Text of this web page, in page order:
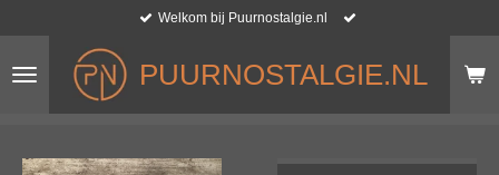
naar
hoofdinhoud
PUURNOSTALGIE.NL
Welkom bij Puurnostalgie.nl